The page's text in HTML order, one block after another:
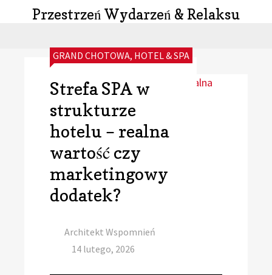
Przestrzeń Wydarzeń & Relaksu
CATEGORIES:
GRAND CHOTOWA, HOTEL & SPA
Strefa SPA w
strukturze
hotelu – realna
wartość czy
marketingowy
dodatek?
Author
Architekt Wspomnień
Posted
14 lutego, 2026